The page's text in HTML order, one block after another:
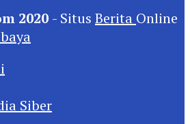
2020 - Situs Berita Online
Siber